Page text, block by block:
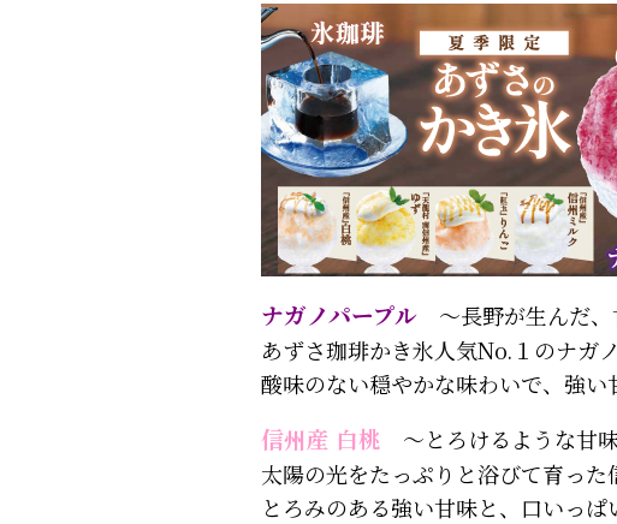
ナガノパープル ～長野が生んだ、
あずさ珈琲かき氷人気No.１のナガノ
酸味のない穏やかな味わいで、強い
信州産 白桃 ～とろけるような甘
太陽の光をたっぷりと浴びて育った
とろみのある強い甘味と、口いっぱ